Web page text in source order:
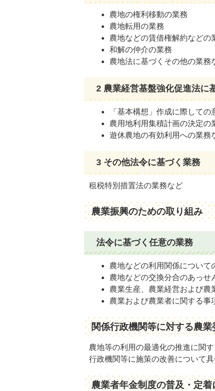
農地の権利移動の業務
農地転用の業務
農地などの賃借権解約などの
和解の仲介の業務
農地法に基づくその他の業務
2 農業経営基盤強化促進法に
「基本構想」作成に際しての
農用地利用集積計画の決定の
遊休農地の有効利用への業務
3 その他法令に基づく業務
租税特別措置法の業務など
農業振興のための取り組み
法令に基づく任意の業務
農地などの利用関係について
農地などの交換分合のあっせ
農業生産、農業経営および農
農業および農業者に関する事
関係行政機関等に対する農
農地等の利用の最適化の推進に関
行政機関等に施策の改善について
農業者年金制度の普及・定